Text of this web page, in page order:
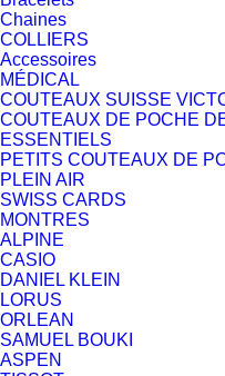
Chaines
COLLIERS
Accessoires
MÉDICAL
COUTEAUX SUISSE
COUTEAUX DE POCHE
ESSENTIELS
PETITS COUTEAUX DE
PLEIN AIR
SWISS CARDS
MONTRES
ALPINE
CASIO
DANIEL KLEIN
LORUS
ORLEAN
SAMUEL BOUKI
ASPEN